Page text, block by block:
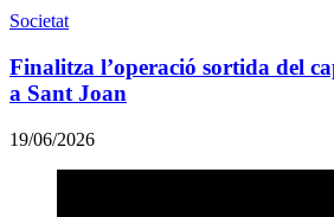
Societat
Finalitza l’operació sortida del
a Sant Joan
19/06/2026